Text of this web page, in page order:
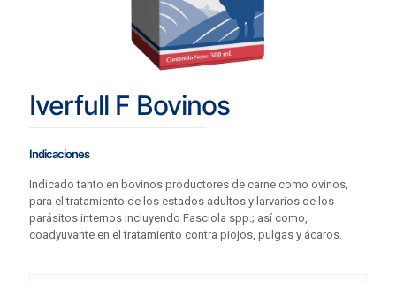
Iverfull F Bovinos
Indicaciones
Indicado tanto en bovinos productores de carne como ovinos,
para el tratamiento de los estados adultos y larvarios de los
parásitos internos incluyendo Fasciola spp.; así como,
coadyuvante en el tratamiento contra piojos, pulgas y ácaros.